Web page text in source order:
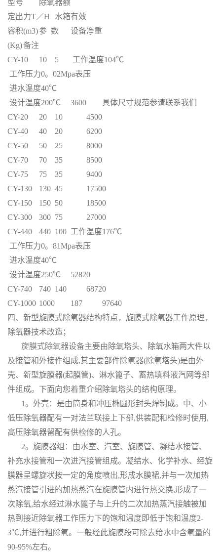
型号
除氧器额
定出力T／H
水箱有效
容积(m3)参 数
设备净重
(Kg)备注
CY-10
10 5
工作温度104℃
工作压力0。02Mpa表压
进水温度40℃
设计温度200℃
3600
具体尺寸规范参请联系我们
CY-20
20 10
4500
CY-40
40 20
6200
CY-50
50 25
8000
CY-70
70 35
8500
CY-75
75 35
9400
CY-130
130 45
17500
CY-150
150 50
18500
CY-300
300 75
27000
CY-440
440 100 工作温度176℃
工作压力0。81Mpa表压
进水温度40℃
设计温度250℃
52820
CY-740
740 140
68720
CY-1000 1000 187
97640
四、新型旋膜式除氧器结构特点，旋膜式除氧器工作原理，
除氧器技术改造；
旋膜式除氧器设备主要由除氧塔头、除氧水箱两大件以
及接管和外接件组成,其主要部件除氧器(除氧塔头)是由外
壳、新型旋膜器(起膜管)、淋水篦子、蓄热填料液汽网等部
件组成。下面向您着重介绍除氧塔头的结构原理。
1。外壳：是由筒身和冲压椭圆形封头焊制成。中、小
低压除氧器配有一对法兰联接上下部,供装配和检修时使用,
高压除氧器留配有供检修的人孔。
2。旋膜器组：由水室、汽室、旋膜管、凝结水接管、
补充水接管和一次进汽接管组成。凝结水、化学补水、经旋
膜器呈螺旋状按一定的角度喷出,形成水膜裙,并与一次加热
蒸汽接管引进的加热蒸汽在旋膜管内进行热交换,形成了一
次除氧,给水经过淋水篦子与上升的二次加热蒸汽接触被加
热到接近除氧器工作压力下的饱和温度即低于饱和温度2-
3℃,并进行粗除氧。一般经此旋膜段可除去给水中含氧量的
90-95%左右。